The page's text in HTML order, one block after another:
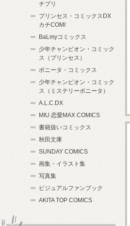
チプリ
プリンセス・コミックスDX
カチCOMI
BaLmyコミックス
少年チャンピオン・コミック
ス（プリンセス）
ボニータ・コミックス
少年チャンピオン・コミック
ス（ミステリーボニータ）
A.L.C.DX
MIU 恋愛MAX COMICS
書籍扱いコミックス
秋田文庫
SUNDAY COMICS
画集・イラスト集
写真集
ビジュアルファンブック
AKITA TOP COMICS